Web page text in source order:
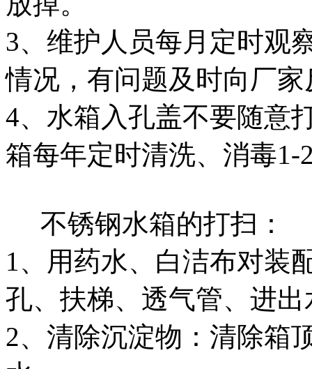
3、维护人员每月定时观
情况，有问题及时向厂家
4、水箱入孔盖不要随意
箱每年定时清洗、消毒1-
不锈钢水箱的打扫：
1、用药水、白洁布对装
孔、扶梯、透气管、进
2、清除沉淀物：清除箱